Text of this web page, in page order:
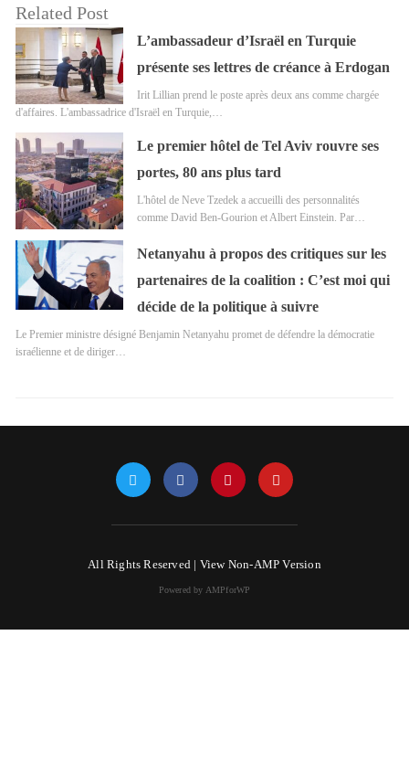
Related Post
L’ambassadeur d’Israël en Turquie
présente ses lettres de créance à Erdogan
Irit Lillian prend le poste après deux ans comme chargée
d'affaires. L'ambassadrice d'Israël en Turquie,…
Le premier hôtel de Tel Aviv rouvre ses
portes, 80 ans plus tard
L'hôtel de Neve Tzedek a accueilli des personnalités
comme David Ben-Gourion et Albert Einstein. Par…
Netanyahu à propos des critiques sur les
partenaires de la coalition : C’est moi qui
décide de la politique à suivre
Le Premier ministre désigné Benjamin Netanyahu promet de défendre la démocratie
israélienne et de diriger…
All Rights Reserved | View Non-AMP Version
Powered by AMPforWP